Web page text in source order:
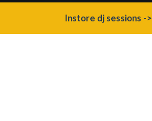
Instore dj sessions ->